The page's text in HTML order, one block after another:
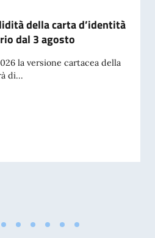
della carta d’identità
dal 3 agosto
la versione cartacea della
di...
della carta d’identità cartacea